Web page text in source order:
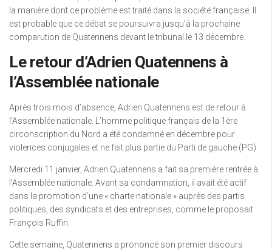
la manière dont ce problème est traité dans la société française. Il
est probable que ce débat se poursuivra jusqu’à la prochaine
comparution de Quatennens devant le tribunal le 13 décembre.
Le retour d’Adrien Quatennens à
l’Assemblée nationale
Après trois mois d’absence, Adrien Quatennens est de retour à
l’Assemblée nationale. L’homme politique français de la 1ère
circonscription du Nord a été condamné en décembre pour
violences conjugales et ne fait plus partie du Parti de gauche (PG).
Mercredi 11 janvier, Adrien Quatennens a fait sa première rentrée à
l’Assemblée nationale. Avant sa condamnation, il avait été actif
dans la promotion d’une « charte nationale » auprès des partis
politiques, des syndicats et des entreprises, comme le proposait
François Ruffin.
Cette semaine, Quatennens a prononcé son premier discours